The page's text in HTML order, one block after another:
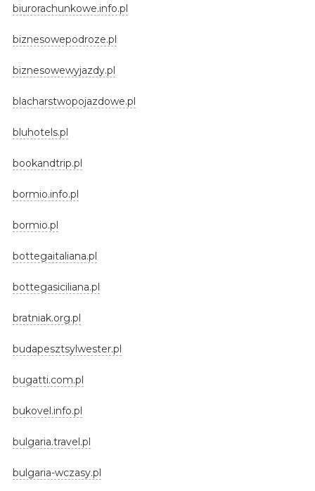
biurorachunkowe.info.pl
biznesowepodroze.pl
biznesowewyjazdy.pl
blacharstwopojazdowe.pl
bluhotels.pl
bookandtrip.pl
bormio.info.pl
bormio.pl
bottegaitaliana.pl
bottegasiciliana.pl
bratniak.org.pl
budapesztsylwester.pl
bugatti.com.pl
bukovel.info.pl
bulgaria.travel.pl
bulgaria-wczasy.pl